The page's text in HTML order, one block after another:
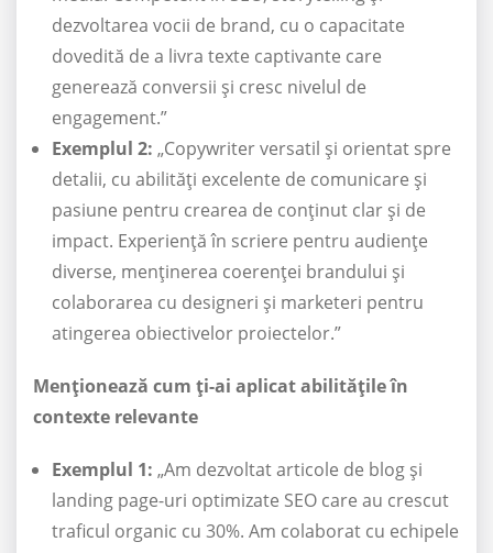
dezvoltarea vocii de brand, cu o capacitate
dovedită de a livra texte captivante care
generează conversii și cresc nivelul de
engagement.”
Exemplul 2: „Copywriter versatil și orientat spre
detalii, cu abilități excelente de comunicare și
pasiune pentru crearea de conținut clar și de
impact. Experiență în scriere pentru audiențe
diverse, menținerea coerenței brandului și
colaborarea cu designeri și marketeri pentru
atingerea obiectivelor proiectelor.”
Menționează cum ți-ai aplicat abilitățile în
contexte relevante
Exemplul 1: „Am dezvoltat articole de blog și
landing page-uri optimizate SEO care au crescut
traficul organic cu 30%. Am colaborat cu echipele